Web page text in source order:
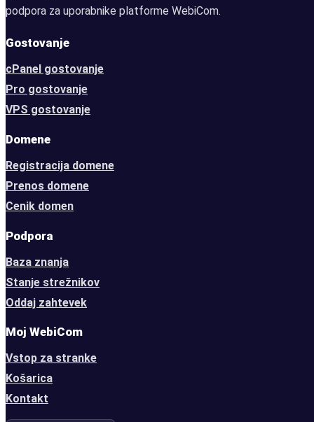
podpora za uporabnike platforme WebiCom.
Gostovanje
cPanel gostovanje
Pro gostovanje
VPS gostovanje
Domene
Registracija domene
Prenos domene
Cenik domen
Podpora
Baza znanja
Stanje strežnikov
Oddaj zahtevek
Moj WebiCom
Vstop za stranke
Košarica
Kontakt